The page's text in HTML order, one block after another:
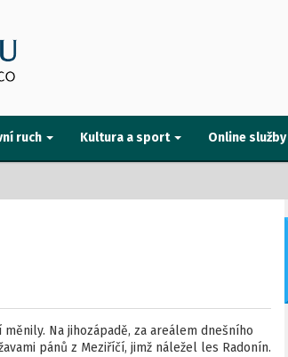
ruch Kultura a sport Online služby
Na jihozápadě, za areálem dnešního
pánů z Meziříčí, jimž náležel les Radonín.